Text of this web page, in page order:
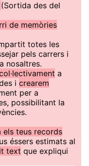
(Sortida des del
de memòries
totes les
pels carrers i
nosaltres.
a
i crearem
per a
possibilitant la
els teus records
éssers estimats al
text que expliqui